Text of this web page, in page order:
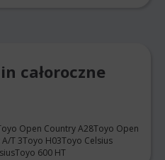
całoroczne
Open Country A28Toyo Open
T 3Toyo H03Toyo Celsius
Toyo 600 HT